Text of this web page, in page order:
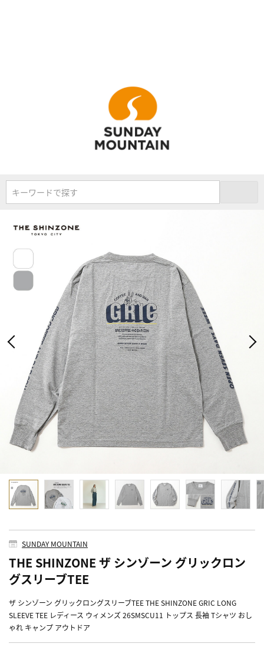
キーワードで探す
SUNDAY MOUNTAIN
THE SHINZONE ザ シンゾーン グリックロン
グスリーブTEE
ザ シンゾーン グリックロングスリーブTEE THE SHINZONE GRIC LONG
SLEEVE TEE レディース ウィメンズ 26SMSCU11 トップス 長袖 Tシャツ おし
ゃれ キャンプ アウトドア